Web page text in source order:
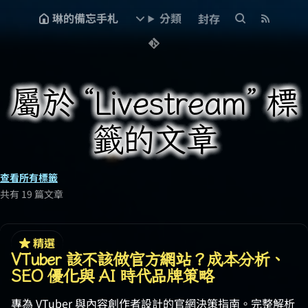
琳的備忘手札 分類 封存
屬於 “Livestream” 標
籤的文章
查看所有標籤
共有 19 篇文章
精選
VTuber 該不該做官方網站？成本分析、
SEO 優化與 AI 時代品牌策略
專為 VTuber 與內容創作者設計的官網決策指南。完整解析